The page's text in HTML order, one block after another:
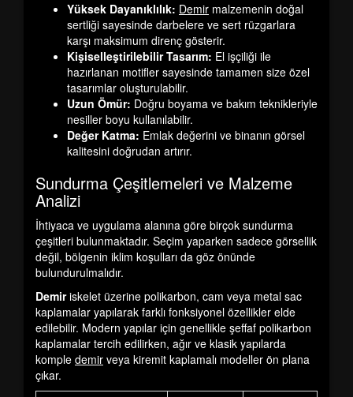
Yüksek Dayanıklılık: Demir malzemenin doğal
sertliği sayesinde darbelere ve sert rüzgarlara
karşı maksimum direnç gösterir.
Kişiselleştirilebilir Tasarım: El işçiliği ile
hazırlanan motifler sayesinde tamamen size özel
tasarımlar oluşturulabilir.
Uzun Ömür: Doğru boyama ve bakım teknikleriyle
nesiller boyu kullanılabilir.
Değer Katma: Emlak değerini ve binanın görsel
kalitesini doğrudan artırır.
Sundurma Çeşitlemeleri ve Malzeme
Analizi
İhtiyaca ve uygulama alanına göre birçok sundurma
çeşitleri bulunmaktadır. Seçim yaparken sadece görsellik
değil, bölgenin iklim koşulları da göz önünde
bulundurulmalıdır.
Demiriskelet üzerine polikarbon, cam veya metal sac
kaplamalar yapılarak farklı fonksiyonel özellikler elde
edilebilir. Modern yapılar için genellikle şeffaf polikarbon
kaplamalar tercih edilirken, ağır ve klasik yapılarda
komple demir veya kiremit kaplamalı modeller ön plana
çıkar.